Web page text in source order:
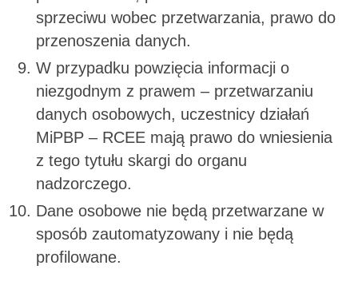
sprzeciwu wobec przetwarzania, prawo do
przenoszenia danych.
W przypadku powzięcia informacji o
niezgodnym z prawem – przetwarzaniu
danych osobowych, uczestnicy działań
MiPBP – RCEE mają prawo do wniesienia
z tego tytułu skargi do organu
nadzorczego.
Dane osobowe nie będą przetwarzane w
sposób zautomatyzowany i nie będą
profilowane.